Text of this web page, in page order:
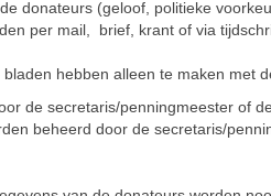
donateurs (geloof, politieke
per mail, brief, krant of via
hebben alleen te maken met
de secretaris/penningmeester of
beheerd door de secretaris/